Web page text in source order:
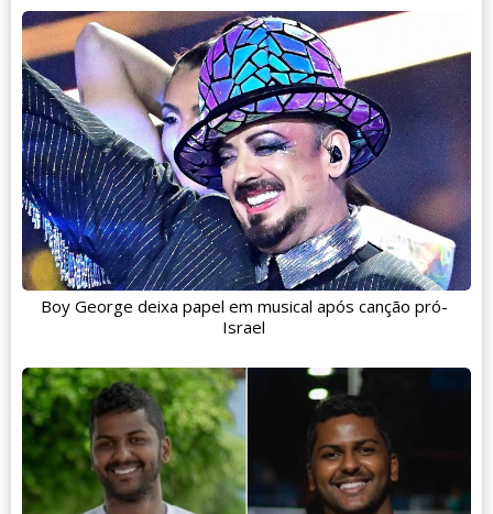
Boy George deixa papel em musical após canção pró-
Israel